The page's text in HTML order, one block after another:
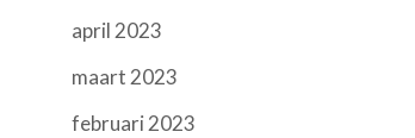
april 2023
maart 2023
februari 2023